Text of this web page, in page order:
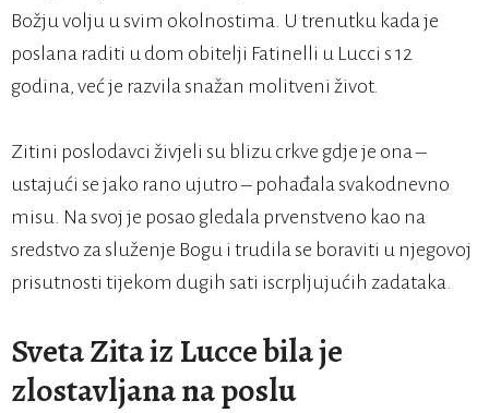
Božju volju u svim okolnostima. U trenutku kada je
poslana raditi u dom obitelji Fatinelli u Lucci s 12
godina, već je razvila snažan molitveni život.
Zitini poslodavci živjeli su blizu crkve gdje je ona –
ustajući se jako rano ujutro – pohađala svakodnevno
misu. Na svoj je posao gledala prvenstveno kao na
sredstvo za služenje Bogu i trudila se boraviti u njegovoj
prisutnosti tijekom dugih sati iscrpljujućih zadataka.
Sveta Zita iz Lucce bila je
zlostavljana na poslu